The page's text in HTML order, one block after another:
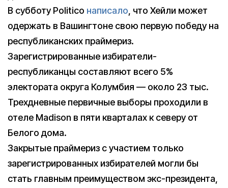
В субботу Politico написало, что Хейли может
одержать в Вашингтоне свою первую победу на
республиканских праймериз.
Зарегистрированные избиратели-
республиканцы составляют всего 5%
электората округа Колумбия — около 23 тыс.
Трехдневные первичные выборы проходили в
отеле Madison в пяти кварталах к северу от
Белого дома.
Закрытые праймериз с участием только
зарегистрированных избирателей могли бы
стать главным преимуществом экс-президента,